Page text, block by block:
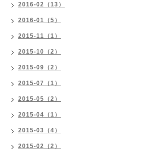
2016-02（13）
2016-01（5）
2015-11（1）
2015-10（2）
2015-09（2）
2015-07（1）
2015-05（2）
2015-04（1）
2015-03（4）
2015-02（2）